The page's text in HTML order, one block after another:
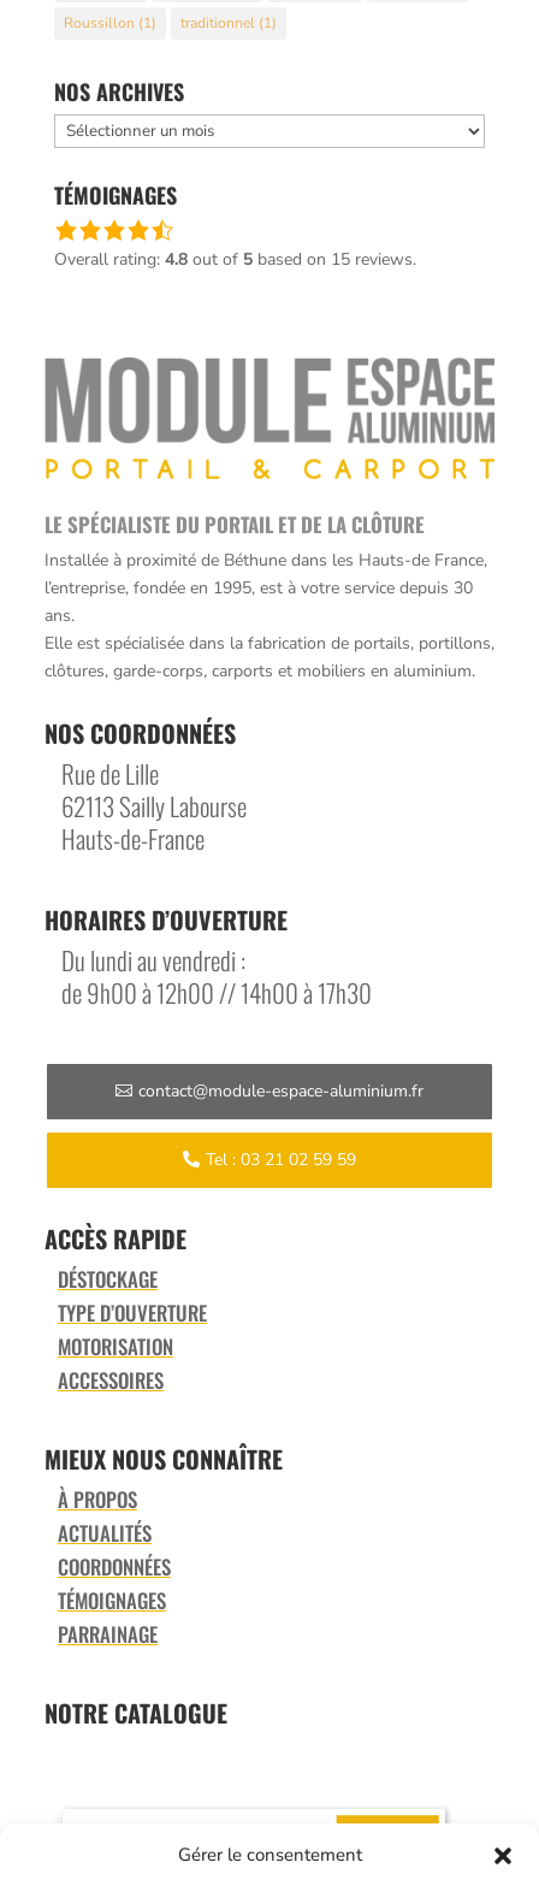
Gérer le consentement
Roussillon (1) traditionnel(1)
NOS ARCHIVES
Nos
archives
TÉMOIGNAGES
Une
note
sur
12 345
votes
Overall rating: 4.8 out of 5based on 15 reviews.
LE SPÉCIALISTE DU PORTAIL ET DE LA CLÔTURE
Installée à proximité de Béthune dans les Hauts-de France,
l’entreprise, fondée en 1995, est à votre service depuis 30
ans.
Elle est spécialisée dans la fabrication de portails, portillons,
clôtures, garde-corps, carports et mobiliers en aluminium.
NOS COORDONNÉES
Rue de Lille
62113 Sailly Labourse
Hauts-de-France
HORAIRES D’OUVERTURE
Du lundi au vendredi :
de 9h00 à 12h00 // 14h00 à 17h30
contact@module-espace-aluminium.fr
Tel : 03 21 02 59 59
ACCÈS RAPIDE
DÉSTOCKAGE
TYPE D’OUVERTURE
MOTORISATION
ACCESSOIRES
MIEUX NOUS CONNAÎTRE
À PROPOS
ACTUALITÉS
COORDONNÉES
TÉMOIGNAGES
PARRAINAGE
NOTRE CATALOGUE